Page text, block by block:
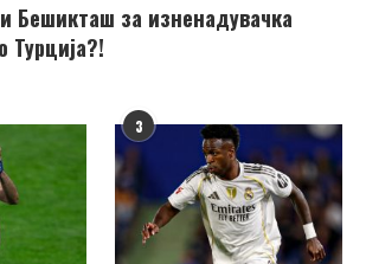
Бешикташ за изненадувачка
Турција?!
3